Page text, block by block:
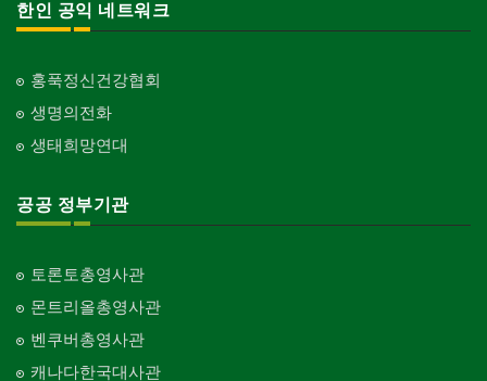
한인 공익 네트워크
홍푹정신건강협회
생명의전화
생태희망연대
공공 정부기관
토론토총영사관
몬트리올총영사관
벤쿠버총영사관
캐나다한국대사관